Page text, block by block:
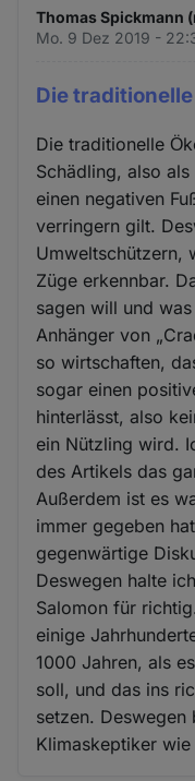
Thomas Spickmann
Mo. 9 Dez 2019 -
Die
Die traditionelle
Schädling, also
einen negativen
verringern gilt.
Umweltschützern,
Züge erkennbar.
sagen will und
Anhänger von
so wirtschaften,
sogar einen
hinterlässt, also
ein Nützling wird.
des Artikels das
Außerdem ist es
immer gegeben
gegenwärtige
Deswegen halte
Salomon für
einige
1000 Jahren, als
soll, und das ins
setzen.
Klimaskeptiker